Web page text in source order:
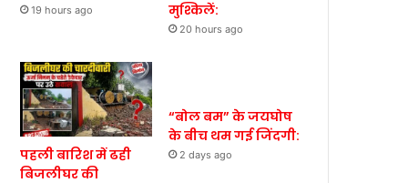
19 hours ago मुश्किलें:
20 hours ago
पहली बारिश में ढही
बिजलीघर की
“बोल बम” के जयघोष
के बीच थम गई जिंदगी:
2 days ago